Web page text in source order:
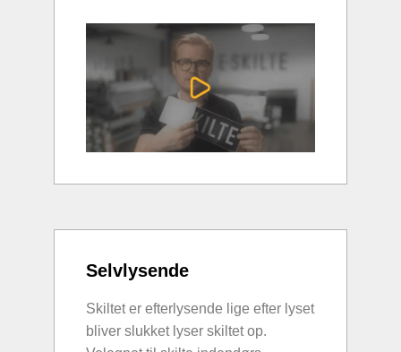
Selvlysende
Skiltet er efterlysende lige efter lyset
bliver slukket lyser skiltet op.